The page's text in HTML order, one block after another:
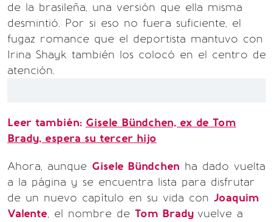
de la brasileña, una versión que ella misma
desmintió. Por si eso no fuera suficiente, el
fugaz romance que el deportista mantuvo con
Irina Shayk también los colocó en el centro de
atención.
Leer también: Gisele Bündchen, ex de Tom
Brady, espera su tercer hijo
Ahora, aunque Gisele Bündchen ha dado vuelta
a la página y se encuentra lista para disfrutar
de un nuevo capítulo en su vida con Joaquim
Valente, el nombre de Tom Brady vuelve a